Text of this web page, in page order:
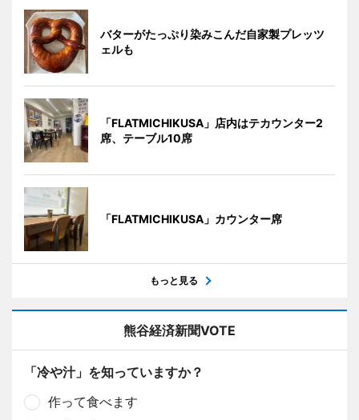
バターがたっぷり染みこんだ自家製プレッツ
ェルも
「FLATMICHIKUSA」店内はテカウンター2
席、テーブル10席
「FLATMICHIKUSA」カウンター席
もっと見る
熊谷経済新聞VOTE
「冷や汁」を知っていますか？
作って食べます